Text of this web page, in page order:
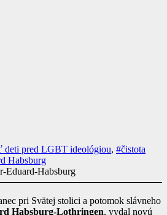
deti pred LGBT ideológiou, #čistota
Habsburg
Eduard-Habsburg
pri Svätej stolici a potomok slávneho
Habsburg-Lothringen, vydal novú